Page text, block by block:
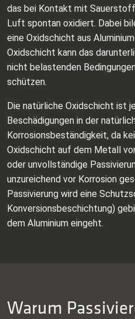
das bei Kontakt mit
Luft spontan oxidiert. Dabei
eine Oxidschicht aus
Oxidschicht kann das
nicht belastenden
schützen.
Die natürliche Oxidschicht ist
Beschädigungen in der
Korrosionsbeständigkeit, da
Oxidschicht auf dem Metall
oder unvollständige
unzureichend vor Korrosion
Passivierung wird eine
Konversionsbeschichtung)
dem Aluminium eingeht.
Warum